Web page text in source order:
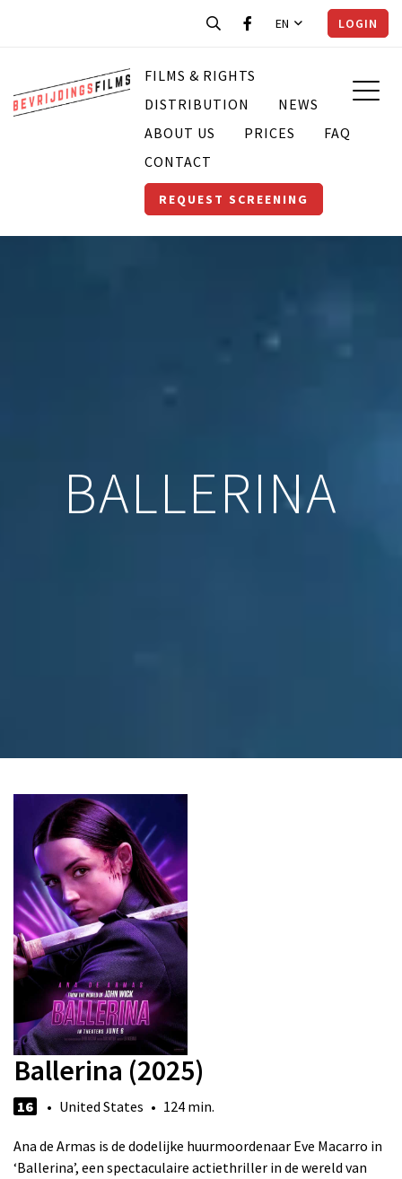
EN LOGIN
FILMS & RIGHTS
DISTRIBUTION
NEWS
ABOUT US
PRICES
FAQ
CONTACT
REQUEST SCREENING
BALLERINA
Ballerina (2025)
16 • United States • 124 min.
Ana de Armas is de dodelijke huurmoordenaar Eve Macarro in
‘Ballerina’, een spectaculaire actiethriller in de wereld van